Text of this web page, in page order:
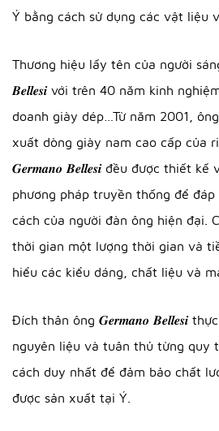
Ý bằng cách sử dụng các vật liệu
Thương hiệu lấy tên của người
𝑩𝒆𝒍𝒍𝒆𝒔𝒊 với trên 40 năm kinh
doanh giày dép…Từ năm 2001,
xuất dòng giày nam cao cấp của
𝑮𝒆𝒓𝒎𝒂𝒏𝒐 𝑩𝒆𝒍𝒍𝒆𝒔𝒊 đều được thiết
phương pháp truyền thống để
cách của người đàn ông hiện đại.
thời gian một lượng thời gian và
hiểu các kiểu dáng, chất liệu và
Đích thân ông 𝑮𝒆𝒓𝒎𝒂𝒏𝒐 𝑩𝒆𝒍𝒍𝒆𝒔𝒊
nguyên liệu và tuân thủ từng quy
cách duy nhất để đảm bảo chất
được sản xuất tại Ý.